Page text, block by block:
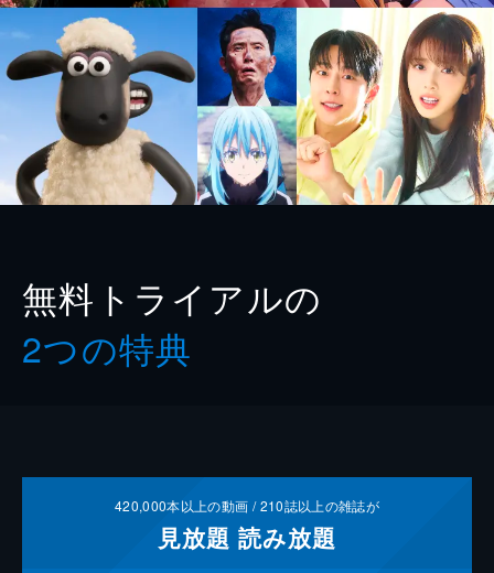
無料トライアルの
2つの特典
420,000本以上の動画 /210誌以上の雑誌が
見放題 読み放題